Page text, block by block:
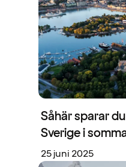
Såhär sparar
Sverige i
25 juni 2025